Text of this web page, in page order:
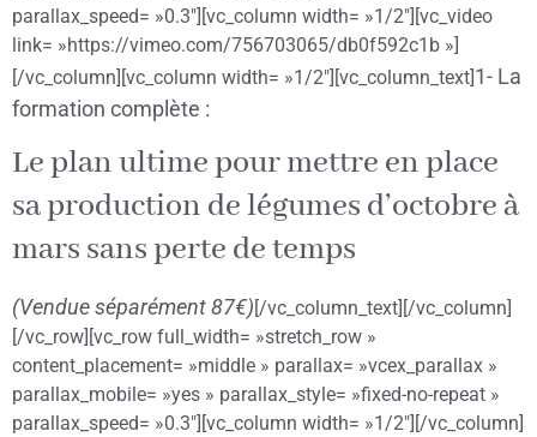
parallax_speed= »0.3″][vc_column width= »1/2″][vc_video
link= »https://vimeo.com/756703065/db0f592c1b »]
[/vc_column][vc_column width= »1/2″][vc_column_text]1- La
formation complète :
Le plan ultime pour mettre en place
sa production de légumes d’octobre à
mars sans perte de temps
(Vendue séparément 87€)[/vc_column_text][/vc_column]
[/vc_row][vc_row full_width= »stretch_row »
content_placement= »middle » parallax= »vcex_parallax »
parallax_mobile= »yes » parallax_style= »fixed-no-repeat »
parallax_speed= »0.3″][vc_column width= »1/2″][/vc_column]